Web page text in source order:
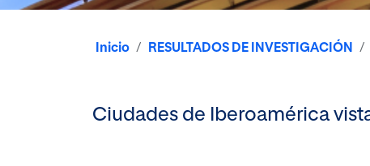
Inicio RESULTADOS DE INVESTIGACIÓN
Ciudades de Iberoamérica